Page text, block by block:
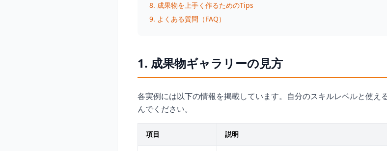
8. 成果物を上手く作るためのTips
9. よくある質問（FAQ）
1. 成果物ギャラリーの見方
各実例には以下の情報を掲載しています。自分のスキルレベルと使え
んでください。
項目 説明